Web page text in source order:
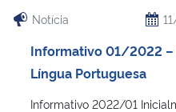
Ministério da Cidadania
Ministério da Saúde
Ministério de Minas e Energia
Notícia
Informativo 01/2022 –
Língua Portuguesa
Informativo 2022/01